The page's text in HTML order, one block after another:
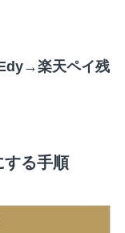
楽天ペイ残
する手順